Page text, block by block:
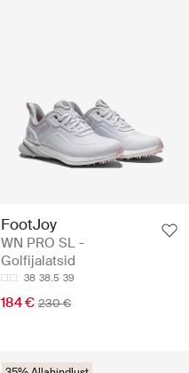
FootJoy
WN PRO SL -
Golfijalatsid
38 38.5 39
184 € 230 €